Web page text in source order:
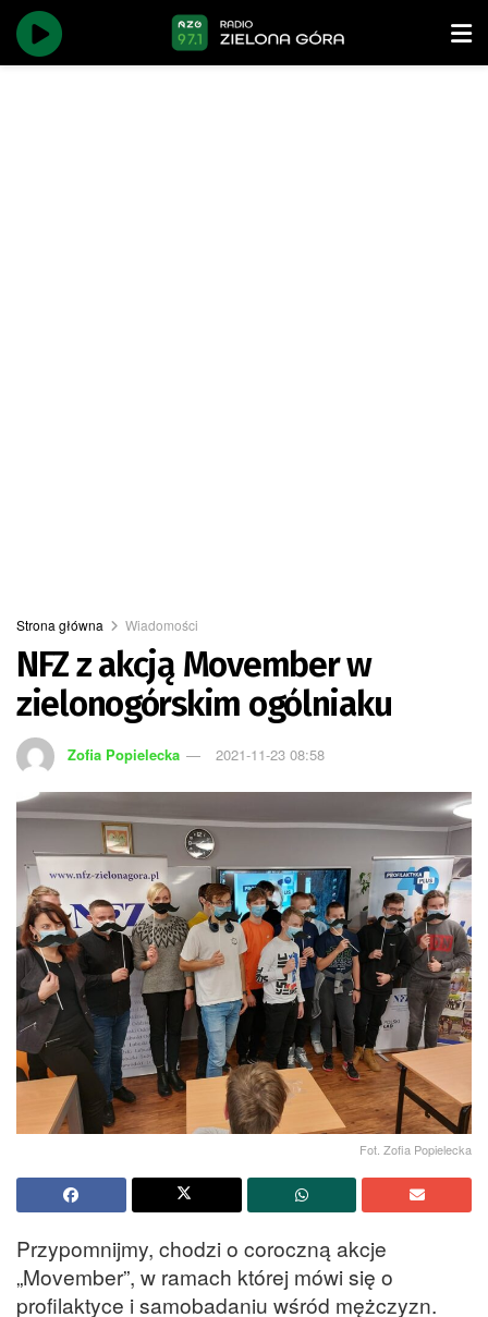
Strona główna Wiadomości
NFZ z akcją Movember w
zielonogórskim ogólniaku
Zofia Popielecka 2021-11-23 08:58
Fot. Zofia Popielecka
Przypomnijmy, chodzi o coroczną akcje
„Movember”, w ramach której mówi się o
profilaktyce i samobadaniu wśród mężczyzn.